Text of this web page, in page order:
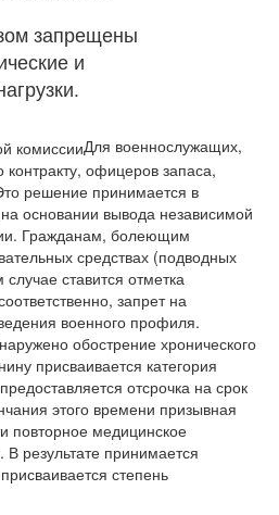
запрещены
и
Для военнослужащих,
офицеров запаса,
решение принимается в
основании вывода независимой
Гражданам, болеющим
средствах (подводных
ставится отметка
запрет на
военного профиля.
обострение хронического
присваивается категория
отсрочка на срок
этого времени призывная
повторное медицинское
результате принимается
степень